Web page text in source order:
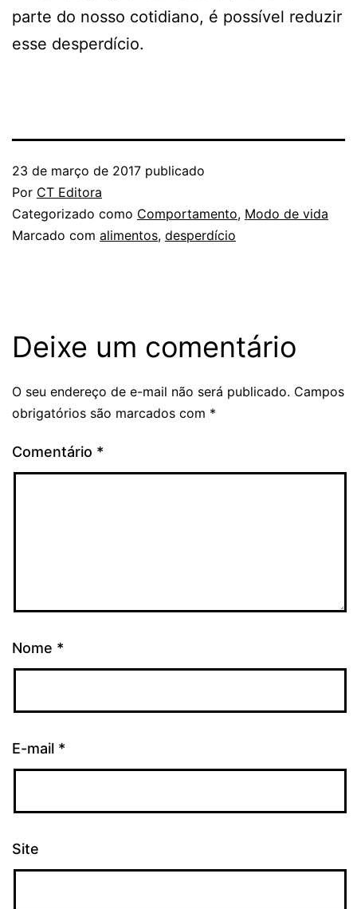
parte do nosso cotidiano, é possível reduzir
esse desperdício.
23 de março de 2017 publicado
Por CT Editora
Categorizado como Comportamento, Modo de vida
Marcado com alimentos, desperdício
Deixe um comentário
O seu endereço de e-mail não será publicado. Campos
obrigatórios são marcados com *
Comentário *
Nome *
E-mail *
Site